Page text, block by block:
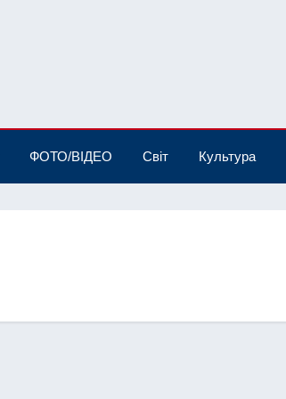
ФОТО/ВІДЕО Світ Культура